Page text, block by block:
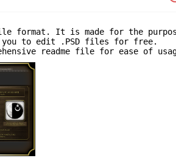
format. It is made for the
you to edit .PSD files for free.
readme file for ease of